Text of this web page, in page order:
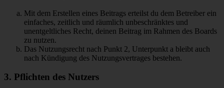
Mit dem Erstellen eines Beitrags erteilst du dem Betreiber ein
einfaches, zeitlich und räumlich unbeschränktes und
unentgeltliches Recht, deinen Beitrag im Rahmen des Boards
zu nutzen.
Das Nutzungsrecht nach Punkt 2, Unterpunkt a bleibt auch
nach Kündigung des Nutzungsvertrages bestehen.
3. Pflichten des Nutzers